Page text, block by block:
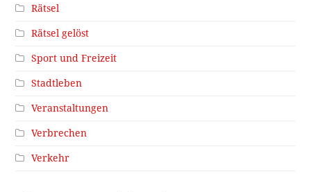
Rätsel
Rätsel gelöst
Sport und Freizeit
Stadtleben
Veranstaltungen
Verbrechen
Verkehr